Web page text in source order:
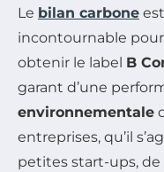
Le bilan carbone
incontournable
obtenir le label B
garant d’une
environnementale
entreprises, qu’il
petites start-ups, de